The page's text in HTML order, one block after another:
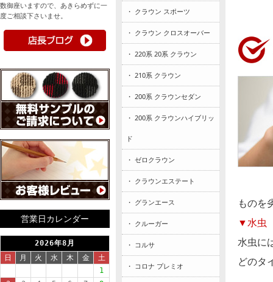
ものを
▼水虫
水虫に
どのタ
数御座いますので、あきらめずに一
度ご相談下さいませ。
営業日カレンダー
・ クラウン スポーツ
・ クラウン クロスオーバー
・ 220系 20系 クラウン
・ 210系 クラウン
・ 200系 クラウンセダン
・ 200系 クラウンハイブリッ
ド
・ ゼロクラウン
・ クラウンエステート
・ グランエース
・ クルーガー
・ コルサ
・ コロナ プレミオ